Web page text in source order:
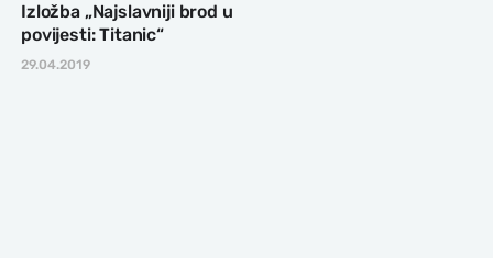
Izložba „Najslavniji brod u
povijesti: Titanic“
29.04.2019